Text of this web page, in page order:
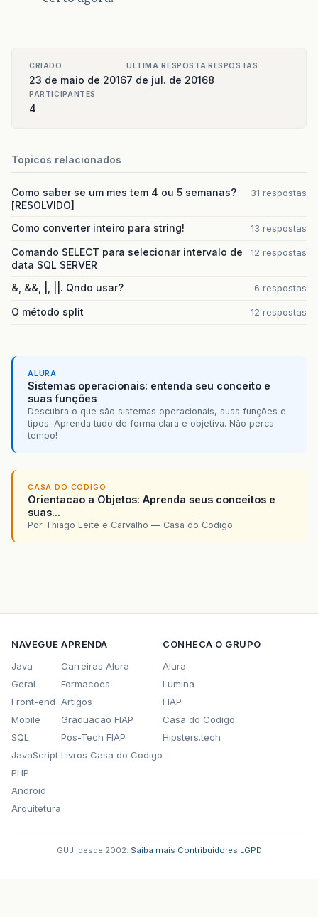
CRIADO
23 de maio de 2016
ULTIMA RESPOSTA
7 de jul. de 2016
RESPOSTAS
8
PARTICIPANTES
4
Topicos relacionados
Como saber se um mes tem 4 ou 5 semanas?
[RESOLVIDO]
31 respostas
Como converter inteiro para string! 13 respostas
Comando SELECT para selecionar intervalo de
data SQL SERVER
12 respostas
&, &&, |, ||. Qndo usar? 6 respostas
O método split 12 respostas
ALURA
Sistemas operacionais: entenda seu conceito e
suas funções
Descubra o que são sistemas operacionais, suas funções e
tipos. Aprenda tudo de forma clara e objetiva. Não perca
tempo!
CASA DO CODIGO
Orientacao a Objetos: Aprenda seus conceitos e
suas...
Por Thiago Leite e Carvalho — Casa do Codigo
NAVEGUE
Java
Geral
Front-end
Mobile
SQL
JavaScript
PHP
Android
Arquitetura
APRENDA
Carreiras Alura
Formacoes
Artigos
Graduacao FIAP
Pos-Tech FIAP
Livros Casa do Codigo
CONHECA O GRUPO
Alura
Lumina
FIAP
Casa do Codigo
Hipsters.tech
GUJ: desde 2002. Saiba mais Contribuidores LGPD